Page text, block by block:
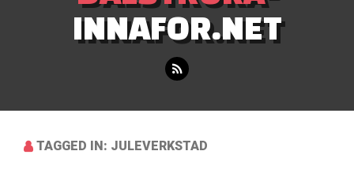
INNAFOR.NET
TAGGED IN: JULEVERKSTAD